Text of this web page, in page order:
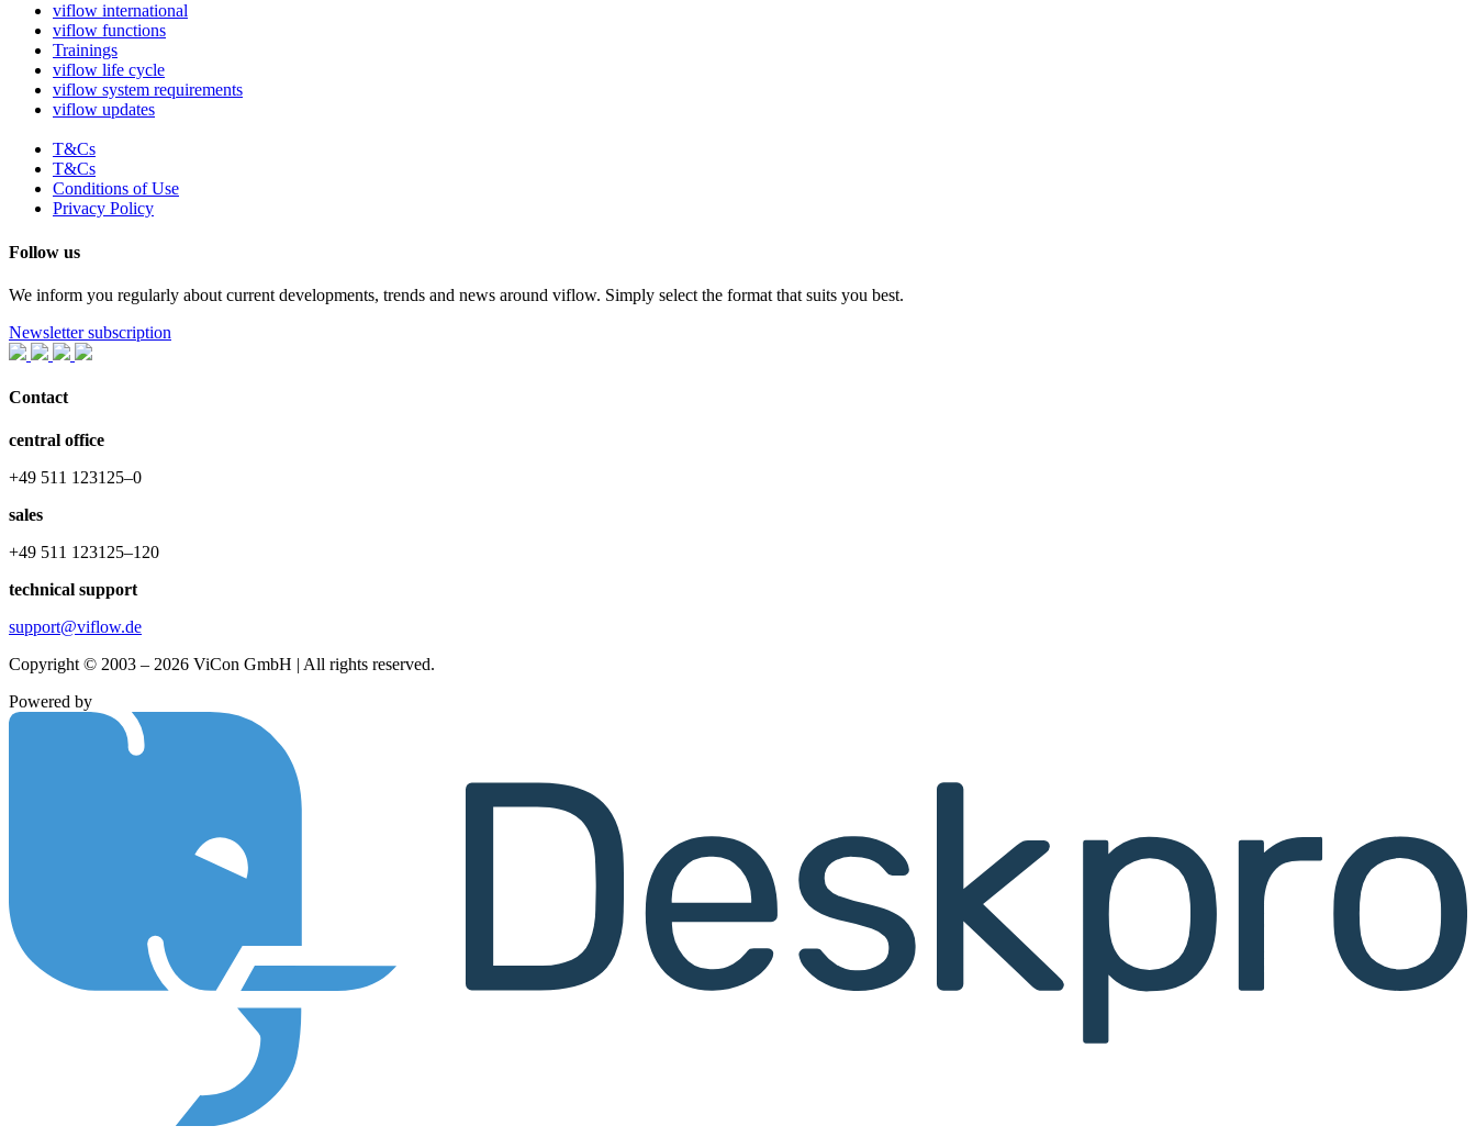
viflow international
viflow functions
Trainings
viflow life cycle
viflow system requirements
viflow updates
T&Cs
T&Cs
Conditions of Use
Privacy Policy
Follow us
We inform you regularly about current developments, trends and news around viflow. Simply select the format that suits you best.
Newsletter subscription
Contact
central office
+49 511 123125–0
sales
+49 511 123125–120
technical support
support@viflow.de
Copyright © 2003 – 2026 ViCon GmbH | All rights reserved.
Powered by